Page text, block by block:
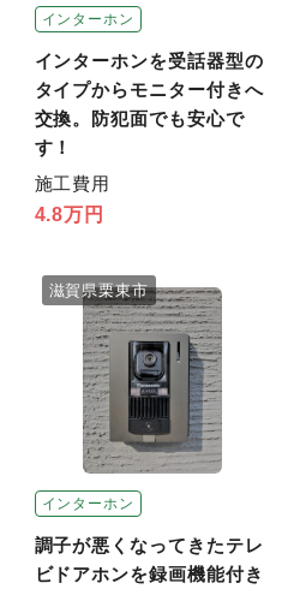
インターホン
インターホンを受話器型の
タイプからモニター付きへ
交換。防犯面でも安心で
す！
施工費用
4.8万円
インターホン
滋賀県栗東市
調子が悪くなってきたテレ
ビドアホンを録画機能付き